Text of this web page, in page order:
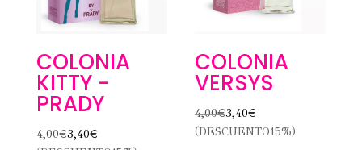
COLONIA
KITTY -
PRADY
4,00€3,40€
COLONIA
VERSYS
4,00€3,40€
(DESCUENTO15%)